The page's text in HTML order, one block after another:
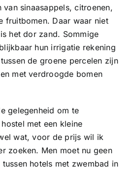
van sinaasappels, citroenen,
fruitbomen. Daar waar niet
het dor zand. Sommige
hun irrigatie rekening
de groene percelen zijn
met verdroogde bomen
gelegenheid om te
met een kleine
wat, voor de prijs wil ik
zoeken. Men moet nu geen
hotels met zwembad in